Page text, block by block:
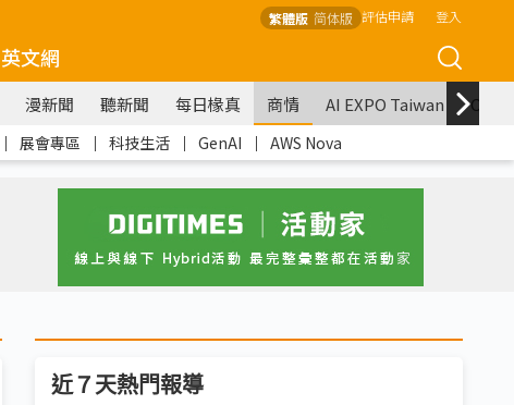
繁體版 简体版 評估申請 登入
英文網
漫新聞 聽新聞 每日椽真 商情 AI EXPO Taiwan
｜ 展會專區 ｜ 科技生活 ｜ GenAI ｜ AWS Nova
近７天熱門報導